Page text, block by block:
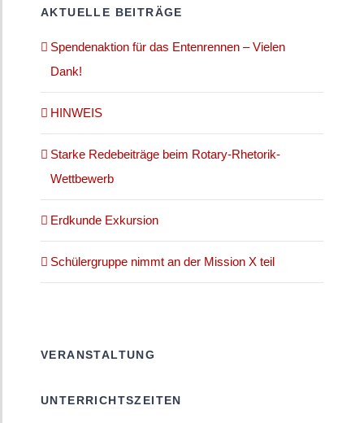
AKTUELLE BEITRÄGE
Spendenaktion für das Entenrennen – Vielen
Dank!
HINWEIS
Starke Redebeiträge beim Rotary-Rhetorik-
Wettbewerb
Erdkunde Exkursion
Schülergruppe nimmt an der Mission X teil
VERANSTALTUNG
UNTERRICHTSZEITEN